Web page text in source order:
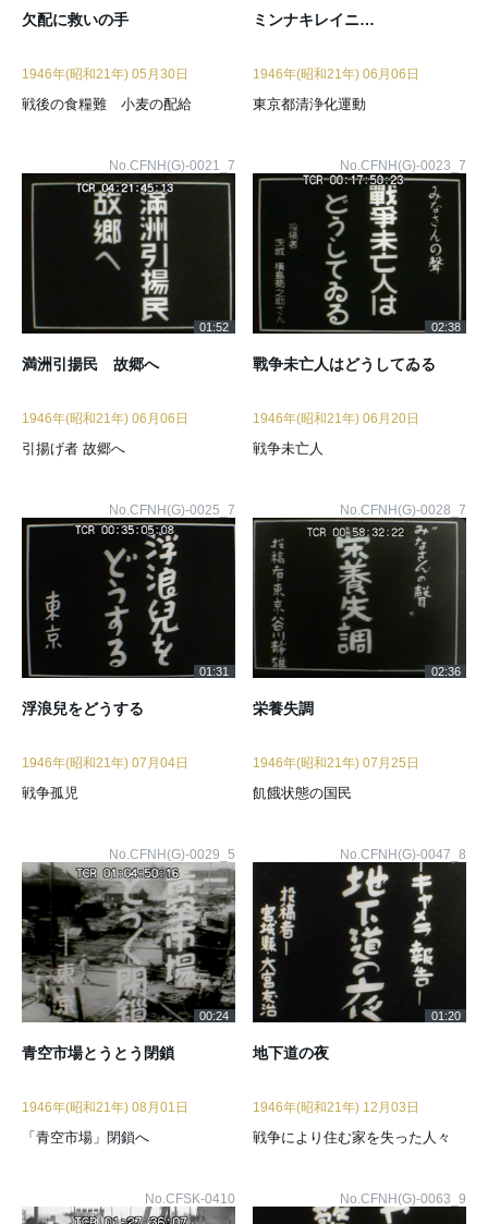
欠配に救いの手
1946年(昭和21年) 05月30日
戦後の食糧難 小麦の配給
ミンナキレイニ…
1946年(昭和21年) 06月06日
東京都清浄化運動
No.CFNH(G)-0021_7
01:52
満洲引揚民 故郷へ
1946年(昭和21年) 06月06日
引揚げ者 故郷へ
No.CFNH(G)-0023_7
02:38
戰争未亡人はどうしてゐる
1946年(昭和21年) 06月20日
戦争未亡人
No.CFNH(G)-0025_7
01:31
浮浪兒をどうする
1946年(昭和21年) 07月04日
戦争孤児
No.CFNH(G)-0028_7
02:36
栄養失調
1946年(昭和21年) 07月25日
飢餓状態の国民
No.CFNH(G)-0029_5
00:24
青空市場とうとう閉鎖
1946年(昭和21年) 08月01日
「青空市場」閉鎖へ
No.CFNH(G)-0047_8
01:20
地下道の夜
1946年(昭和21年) 12月03日
戦争により住む家を失った人々
No.CFSK-0410 No.CFNH(G)-0063_9